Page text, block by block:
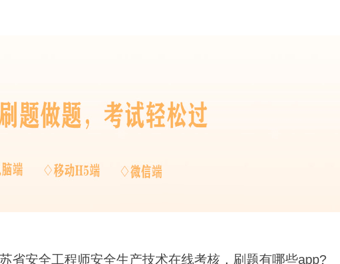
省安全工程师安全生产技术在线考核，刷题有哪些app?